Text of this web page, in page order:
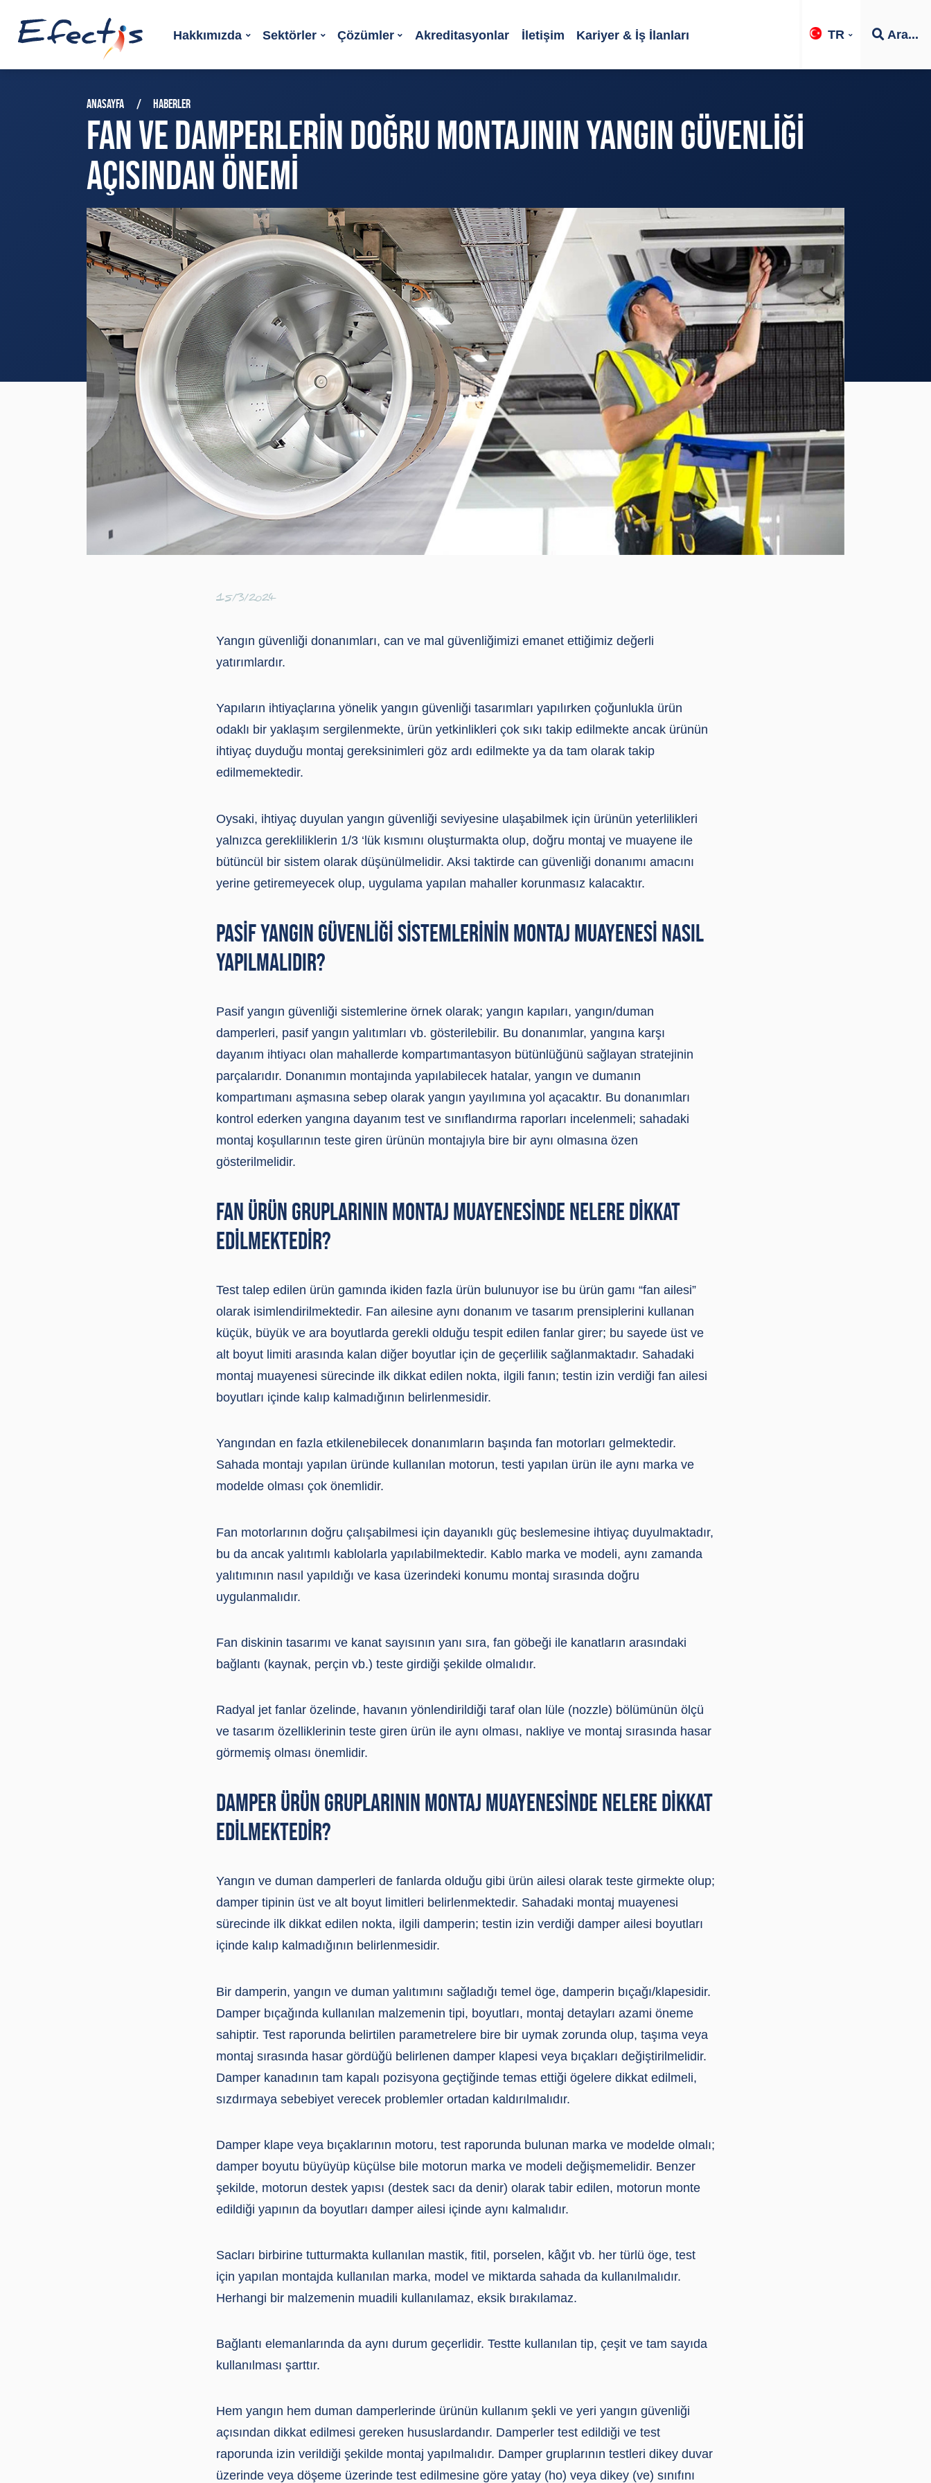
TR Ara...
Hakkımızda Sektörler Çözümler Akreditasyonlar İletişim Kariyer & İş İlanları
ANASAYFA HABERLER
FAN VE DAMPERLERIN DOĞRU MONTAJININ YANGIN GÜVENLIĞI
AÇISINDAN ÖNEMI
15/3/2024
Yangın güvenliği donanımları, can ve mal güvenliğimizi emanet ettiğimiz değerli
yatırımlardır.
Yapıların ihtiyaçlarına yönelik yangın güvenliği tasarımları yapılırken çoğunlukla ürün
odaklı bir yaklaşım sergilenmekte, ürün yetkinlikleri çok sıkı takip edilmekte ancak ürünün
ihtiyaç duyduğu montaj gereksinimleri göz ardı edilmekte ya da tam olarak takip
edilmemektedir.
Oysaki, ihtiyaç duyulan yangın güvenliği seviyesine ulaşabilmek için ürünün yeterlilikleri
yalnızca gerekliliklerin 1/3 ‘lük kısmını oluşturmakta olup, doğru montaj ve muayene ile
bütüncül bir sistem olarak düşünülmelidir. Aksi taktirde can güvenliği donanımı amacını
yerine getiremeyecek olup, uygulama yapılan mahaller korunmasız kalacaktır.
PASIF YANGIN GÜVENLIĞI SISTEMLERININ MONTAJ MUAYENESI NASIL
YAPILMALIDIR?
Pasif yangın güvenliği sistemlerine örnek olarak; yangın kapıları, yangın/duman
damperleri, pasif yangın yalıtımları vb. gösterilebilir. Bu donanımlar, yangına karşı
dayanım ihtiyacı olan mahallerde kompartımantasyon bütünlüğünü sağlayan stratejinin
parçalarıdır. Donanımın montajında yapılabilecek hatalar, yangın ve dumanın
kompartımanı aşmasına sebep olarak yangın yayılımına yol açacaktır. Bu donanımları
kontrol ederken yangına dayanım test ve sınıflandırma raporları incelenmeli; sahadaki
montaj koşullarının teste giren ürünün montajıyla bire bir aynı olmasına özen
gösterilmelidir.
FAN ÜRÜN GRUPLARININ MONTAJ MUAYENESINDE NELERE DIKKAT
EDILMEKTEDIR?
Test talep edilen ürün gamında ikiden fazla ürün bulunuyor ise bu ürün gamı “fan ailesi”
olarak isimlendirilmektedir. Fan ailesine aynı donanım ve tasarım prensiplerini kullanan
küçük, büyük ve ara boyutlarda gerekli olduğu tespit edilen fanlar girer; bu sayede üst ve
alt boyut limiti arasında kalan diğer boyutlar için de geçerlilik sağlanmaktadır. Sahadaki
montaj muayenesi sürecinde ilk dikkat edilen nokta, ilgili fanın; testin izin verdiği fan ailesi
boyutları içinde kalıp kalmadığının belirlenmesidir.
Yangından en fazla etkilenebilecek donanımların başında fan motorları gelmektedir.
Sahada montajı yapılan üründe kullanılan motorun, testi yapılan ürün ile aynı marka ve
modelde olması çok önemlidir.
Fan motorlarının doğru çalışabilmesi için dayanıklı güç beslemesine ihtiyaç duyulmaktadır,
bu da ancak yalıtımlı kablolarla yapılabilmektedir. Kablo marka ve modeli, aynı zamanda
yalıtımının nasıl yapıldığı ve kasa üzerindeki konumu montaj sırasında doğru
uygulanmalıdır.
Fan diskinin tasarımı ve kanat sayısının yanı sıra, fan göbeği ile kanatların arasındaki
bağlantı (kaynak, perçin vb.) teste girdiği şekilde olmalıdır.
Radyal jet fanlar özelinde, havanın yönlendirildiği taraf olan lüle (nozzle) bölümünün ölçü
ve tasarım özelliklerinin teste giren ürün ile aynı olması, nakliye ve montaj sırasında hasar
görmemiş olması önemlidir.
DAMPER ÜRÜN GRUPLARININ MONTAJ MUAYENESINDE NELERE DIKKAT
EDILMEKTEDIR?
Yangın ve duman damperleri de fanlarda olduğu gibi ürün ailesi olarak teste girmekte olup;
damper tipinin üst ve alt boyut limitleri belirlenmektedir. Sahadaki montaj muayenesi
sürecinde ilk dikkat edilen nokta, ilgili damperin; testin izin verdiği damper ailesi boyutları
içinde kalıp kalmadığının belirlenmesidir.
Bir damperin, yangın ve duman yalıtımını sağladığı temel öge, damperin bıçağı/klapesidir.
Damper bıçağında kullanılan malzemenin tipi, boyutları, montaj detayları azami öneme
sahiptir. Test raporunda belirtilen parametrelere bire bir uymak zorunda olup, taşıma veya
montaj sırasında hasar gördüğü belirlenen damper klapesi veya bıçakları değiştirilmelidir.
Damper kanadının tam kapalı pozisyona geçtiğinde temas ettiği ögelere dikkat edilmeli,
sızdırmaya sebebiyet verecek problemler ortadan kaldırılmalıdır.
Damper klape veya bıçaklarının motoru, test raporunda bulunan marka ve modelde olmalı;
damper boyutu büyüyüp küçülse bile motorun marka ve modeli değişmemelidir. Benzer
şekilde, motorun destek yapısı (destek sacı da denir) olarak tabir edilen, motorun monte
edildiği yapının da boyutları damper ailesi içinde aynı kalmalıdır.
Sacları birbirine tutturmakta kullanılan mastik, fitil, porselen, kâğıt vb. her türlü öge, test
için yapılan montajda kullanılan marka, model ve miktarda sahada da kullanılmalıdır.
Herhangi bir malzemenin muadili kullanılamaz, eksik bırakılamaz.
Bağlantı elemanlarında da aynı durum geçerlidir. Testte kullanılan tip, çeşit ve tam sayıda
kullanılması şarttır.
Hem yangın hem duman damperlerinde ürünün kullanım şekli ve yeri yangın güvenliği
açısından dikkat edilmesi gereken hususlardandır. Damperler test edildiği ve test
raporunda izin verildiği şekilde montaj yapılmalıdır. Damper gruplarının testleri dikey duvar
üzerinde veya döşeme üzerinde test edilmesine göre yatay (ho) veya dikey (ve) sınıfını